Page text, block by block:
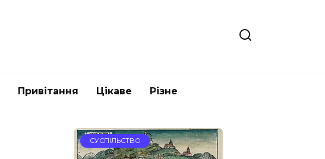
Привітання Цікаве Різне
СУСПІЛЬСТВО